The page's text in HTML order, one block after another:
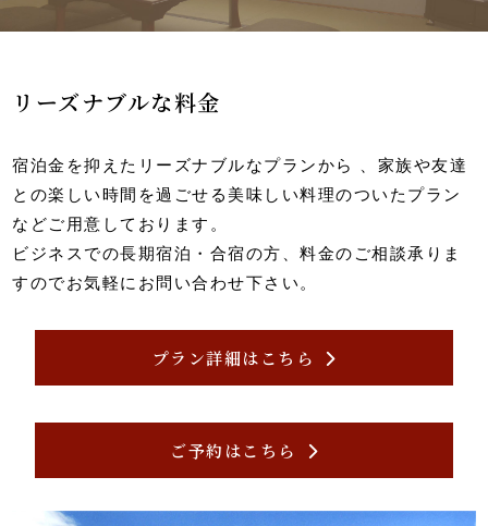
リーズナブルな料金
宿泊金を抑えたリーズナブルなプランから 、家族や友達
との楽しい時間を過ごせる美味しい料理のついたプラン
などご用意しております。
ビジネスでの長期宿泊・合宿の方、料金のご相談承りま
すのでお気軽にお問い合わせ下さい。
プラン詳細はこちら
ご予約はこちら